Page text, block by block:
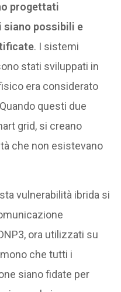
progettati
siano possibili e
. I sistemi
stati sviluppati in
era considerato
questi due
grid, si creano
che non esistevano
vulnerabilità ibrida si
ora utilizzati su
che tutti i
siano fidate per